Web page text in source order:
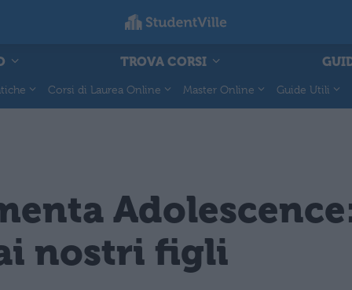
TROVA CORSI
Corsi di Laurea Online Master Online Guide Utili
nostri figli